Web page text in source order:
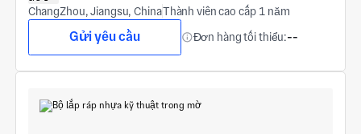
ChangZhou, Jiangsu, ChinaThành viên cao cấp 1 năm
Gửi yêu cầu Đơn hàng tối thiểu:--